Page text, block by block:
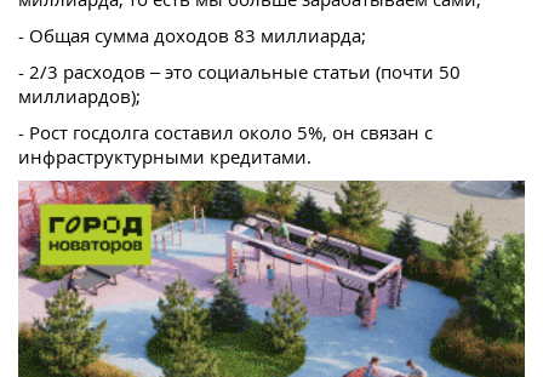
- Общая сумма доходов 83 миллиарда;
- 2/3 расходов – это социальные статьи (почти 50
миллиардов);
- Рост госдолга составил около 5%, он связан с
инфраструктурными кредитами.